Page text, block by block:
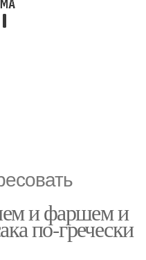
и фаршем и
по-гречески